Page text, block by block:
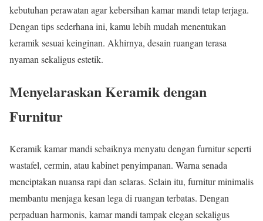
kebutuhan perawatan agar kebersihan kamar mandi tetap terjaga.
Dengan tips sederhana ini, kamu lebih mudah menentukan
keramik sesuai keinginan. Akhirnya, desain ruangan terasa
nyaman sekaligus estetik.
Menyelaraskan Keramik dengan
Furnitur
Keramik kamar mandi sebaiknya menyatu dengan furnitur seperti
wastafel, cermin, atau kabinet penyimpanan. Warna senada
menciptakan nuansa rapi dan selaras. Selain itu, furnitur minimalis
membantu menjaga kesan lega di ruangan terbatas. Dengan
perpaduan harmonis, kamar mandi tampak elegan sekaligus